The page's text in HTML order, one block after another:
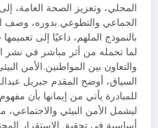
المحلي، وتعزيز الصحة العامة،
الجماعي والتطوعي.بدوره، وصف
بالنموذج الملهم، داعيًا إلى
لما تحمله من أثر مباشر في نشر
والتعاون بين المواطنين.الأمن
السياق، أوضح المقدم جبريل
للمبادرة يأتي من إيمانها بأن
ليشمل الأمن البيئي والاجتماعي،